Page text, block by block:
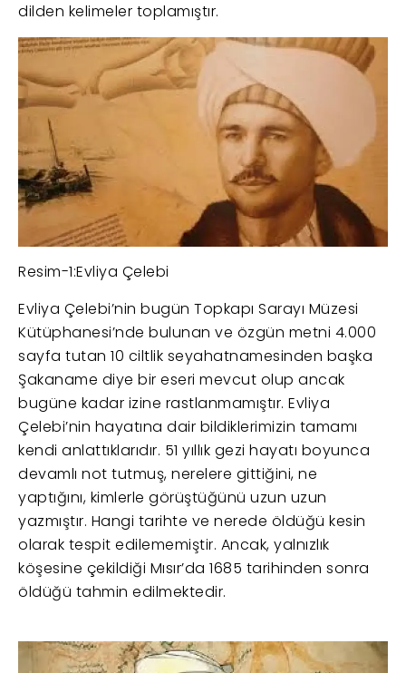
dilden kelimeler toplamıştır.
Resim-1:Evliya Çelebi
Evliya Çelebi’nin bugün Topkapı Sarayı Müzesi
Kütüphanesi’nde bulunan ve özgün metni 4.000
sayfa tutan 10 ciltlik seyahatnamesinden başka
Şakaname diye bir eseri mevcut olup ancak
bugüne kadar izine rastlanmamıştır. Evliya
Çelebi’nin hayatına dair bildiklerimizin tamamı
kendi anlattıklarıdır. 51 yıllık gezi hayatı boyunca
devamlı not tutmuş, nerelere gittiğini, ne
yaptığını, kimlerle görüştüğünü uzun uzun
yazmıştır. Hangi tarihte ve nerede öldüğü kesin
olarak tespit edilememiştir. Ancak, yalnızlık
köşesine çekildiği Mısır’da 1685 tarihinden sonra
öldüğü tahmin edilmektedir.